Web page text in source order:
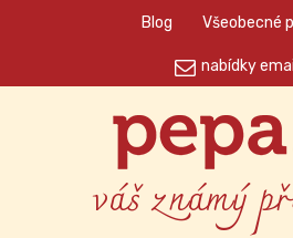
Blog Všeobecné
nabídky
váš známý